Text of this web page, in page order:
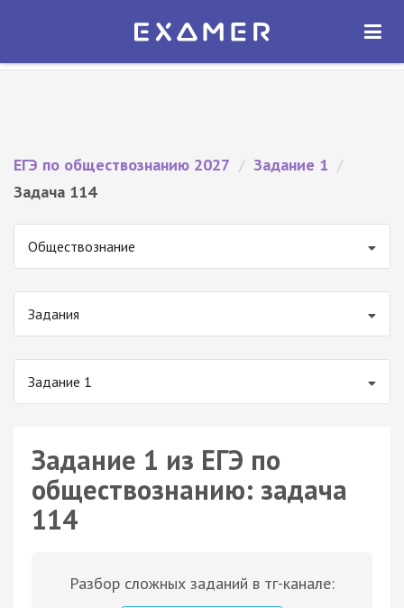
Экзамер — ЕГЭ 2027
ОТКРЫТЬ
ЕГЭ по обществознанию 2027 / Задание 1 /
Задача 114
Обществознание
Задания
Задание 1
Задание 1 из ЕГЭ по
обществознанию: задача
114
Разбор сложных заданий в тг-канале: